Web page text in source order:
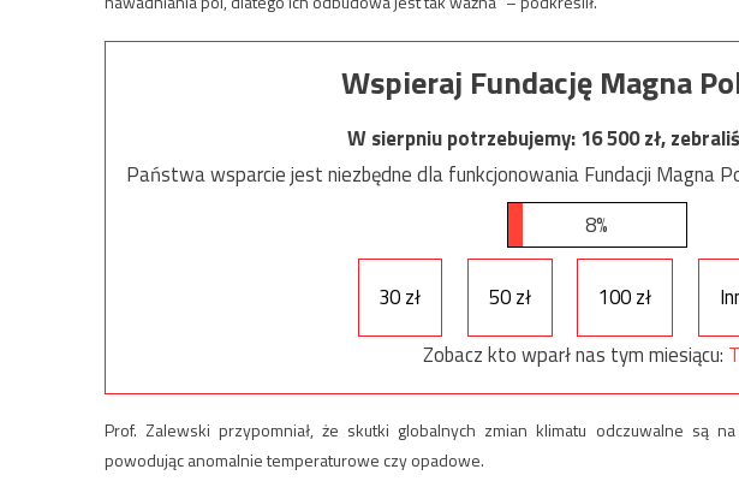
Wspieraj Fundację Magna
W sierpniu potrzebujemy:16 500zł,
Państwa wsparcie jest niezbędne dla funkcjonowania Fundacji Magna
8%
30 zł 50 zł 100 zł
Zobacz kto wparł nas tym miesiącu:
Prof. Zalewski przypomniał, że skutki globalnych zmian klimatu odczuwalne są
powodując anomalnie temperaturowe czy opadowe.